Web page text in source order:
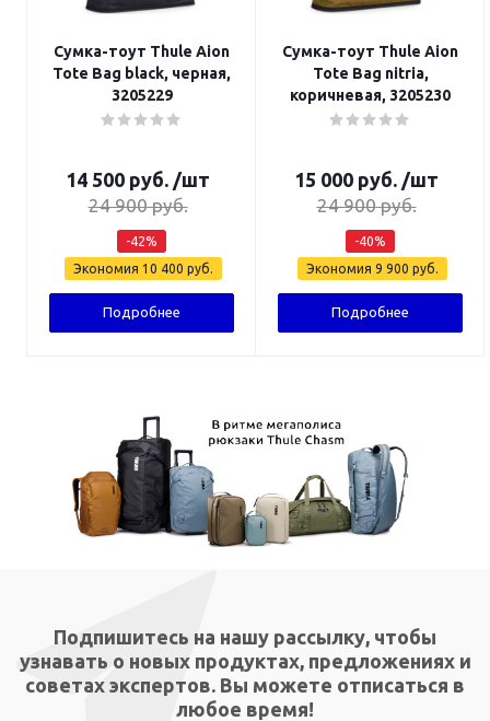
Сумка-тоут Thule Aion
Tote Bag black, черная,
3205229
14 500 руб. /шт
24 900руб.
-42%
Экономия 10 400 руб.
Подробнее
Сумка-тоут Thule Aion
Tote Bag nitria,
коричневая, 3205230
15 000 руб. /шт
24 900руб.
-40%
Экономия 9 900 руб.
Подробнее
Подпишитесь на нашу рассылку, чтобы
узнавать о новых продуктах, предложениях и
советах экспертов. Вы можете отписаться в
любое время!